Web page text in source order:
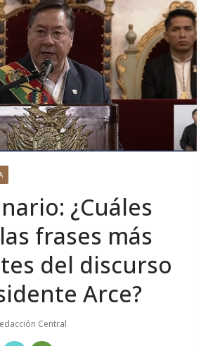
¿Cuáles
frases más
del discurso
Arce?
Central